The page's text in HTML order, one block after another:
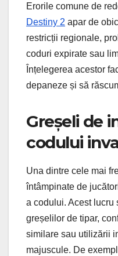
Erorile comune de
Destiny 2 apar de
restricții regionale,
coduri expirate sau
Înțelegerea acestor
depaneze și să
Greșeli de
codului
Una dintre cele mai
întâmpinate de
a codului. Acest lucru
greșelilor de tipar,
similare sau utilizării
majuscule. De